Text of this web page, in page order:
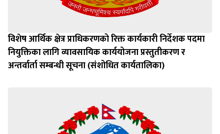
विशेष आर्थिक क्षेत्र प्राधिकरणको रिक्त कार्यकारी निर्देशक पदमा
नियुक्तिका लागि व्यावसायिक कार्ययोजना प्रस्तुतीकरण र